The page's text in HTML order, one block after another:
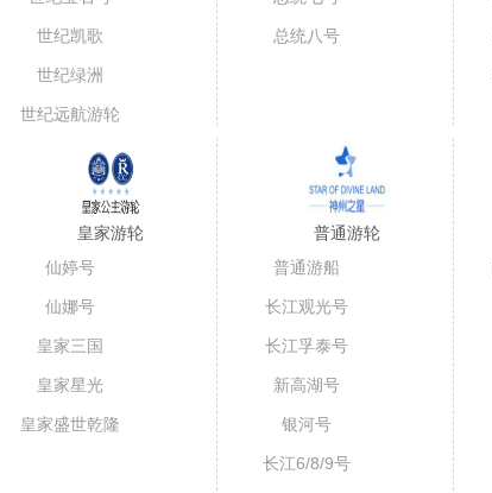
世纪凯歌
世纪绿洲
世纪远航游轮
总统八号
皇家游轮
仙婷号
仙娜号
皇家三国
皇家星光
皇家盛世乾隆
普通游轮
普通游船
长江观光号
长江孚泰号
新高湖号
银河号
长江6/8/9号